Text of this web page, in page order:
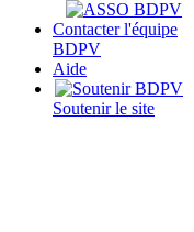
Contacter l'équipe
BDPV
Aide
Soutenir le site